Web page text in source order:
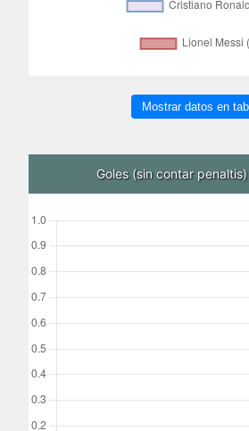
Mostrar datos en
Goles (sin contar